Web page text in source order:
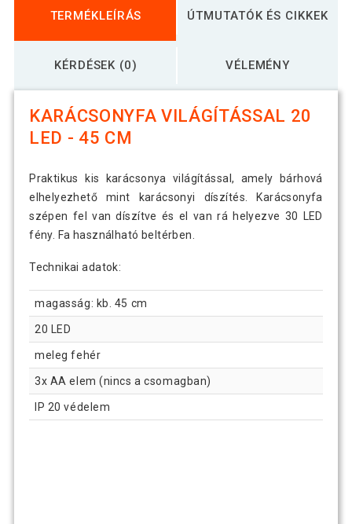
TERMÉKLEÍRÁS ÚTMUTATÓK ÉS CIKKEK
KÉRDÉSEK (0) VÉLEMÉNY
KARÁCSONYFA VILÁGÍTÁSSAL 20
LED - 45 CM
Praktikus kis karácsonya világítással, amely bárhová
elhelyezhető mint karácsonyi díszítés. Karácsonyfa
szépen fel van díszítve és el van rá helyezve 30 LED
fény. Fa használható beltérben.
Technikai adatok:
magasság: kb. 45 cm
20 LED
meleg fehér
3x AA elem (nincs a csomagban)
IP 20 védelem